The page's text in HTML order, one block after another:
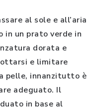
al sole e all’aria
in un prato verde in
dorata e
e limitare
pelle, innanzitutto è
adeguato. Il
in base al